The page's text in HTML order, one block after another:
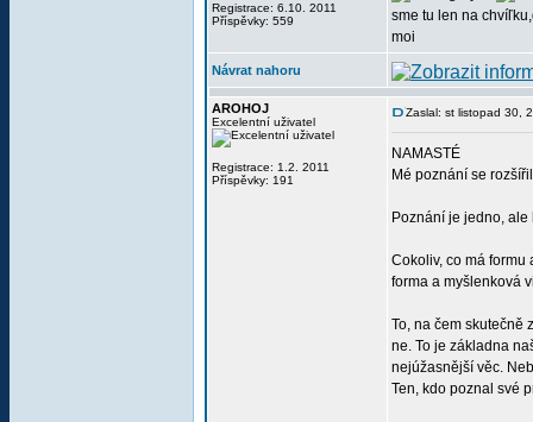
Registrace: 6.10. 2011
Příspěvky: 559
sme tu len na
moi
Návrat nahoru
AROHOJ
Excelentní uživatel
Registrace: 1.2. 2011
Příspěvky: 191
Zaslal: st listopad 30,
NAMASTÉ
Mé poznání se
Poznání je jedno,
Cokoliv, co má formu
forma a myšlenková
To, na čem skutečně
ne. To je základna
nejúžasnější věc.
Ten, kdo poznal své